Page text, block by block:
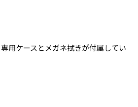
用ケースとメガネ拭きが付属してい